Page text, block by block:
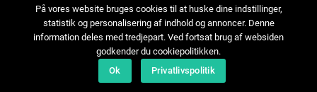
Kontakt os
Sitemap
På vores website bruges cookies til at huske dine indstillinger,
statistik og personalisering af indhold og annoncer. Denne
information deles med tredjepart. Ved fortsat brug af websiden
godkender du cookiepolitikken.
Ok
Privatlivspolitik